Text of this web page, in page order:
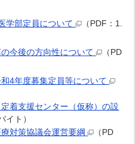
学部定員について
（PDF：1.
の今後の方向性について
（PD
4年度募集定員等について
着支援センター（仮称）の設
イト）
療対策協議会運営要綱
（PD